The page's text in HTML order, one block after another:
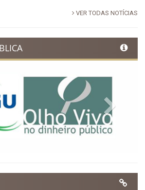
VER TODAS NOTÍCIAS